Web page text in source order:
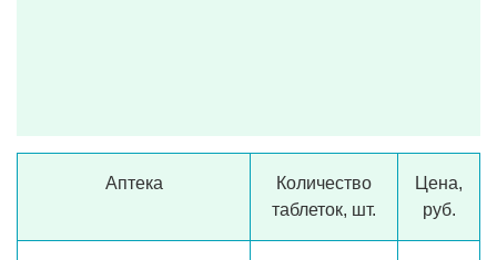
Аптека
Количество
таблеток, шт.
Цена,
руб.